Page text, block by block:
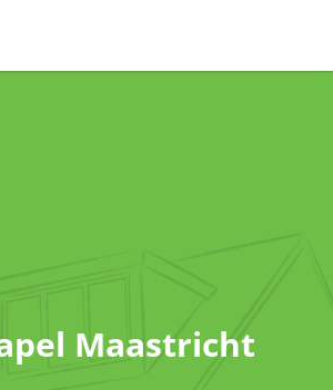
Maastricht